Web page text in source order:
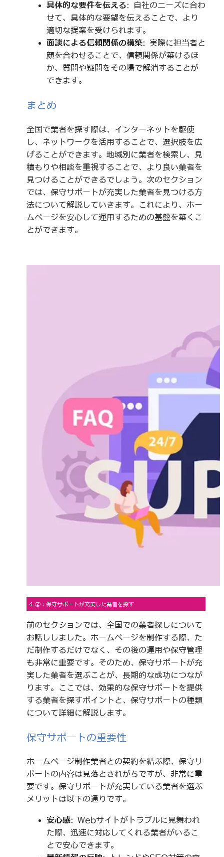
具体的な要件を伝える: 自社のニーズに合わ
せて、具体的な要望を伝えることで、より
適切な提案を受けられます。
面談による信頼関係の構築: 実際に担当者と
顔を合わせることで、信頼関係が築けるほ
か、質問や疑問をその場で解消することが
できます。
まとめ
全国で業者を探す際は、インターネットを駆使
し、ネットワークを活用することで、選択肢を広
げることができます。地域別に業者を検索し、見
積もりや相談を重視することで、より良い業者を
見つけることができるでしょう。次のセクション
では、保守サポートが充実した業者を見つける方
法について解説していきます。これにより、ホー
ムページを安心して運用するための基盤を築くこ
とができます。
4.②：保守サポートが充実した業者を探す
前のセクションでは、全国での業者探しについて
お話ししました。ホームページを制作する際、た
だ制作するだけでなく、その後の運用や保守管理
も非常に重要です。そのため、保守サポートが充
実した業者を選ぶことが、長期的な成功につなが
ります。ここでは、効果的な保守サポートを提供
する業者を探すポイントと、保守サポートの種類
について詳細に解説します。
保守サポートの重要性
ホームページ制作業者との契約を結ぶ際、保守サ
ポートの内容は見落とされがちですが、非常に重
要です。保守サポートが充実している業者を選ぶ
メリットは以下の通りです。
安心感: Webサイトがトラブルに見舞われ
た際、迅速に対応してくれる業者がいるこ
とで安心できます。